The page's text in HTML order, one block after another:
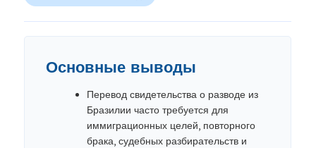
Основные выводы
Перевод свидетельства о разводе из
Бразилии часто требуется для
иммиграционных целей, повторного
брака, судебных разбирательств и